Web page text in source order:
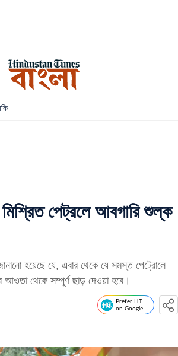
পেট্রলে আবগারি শুল্ক
হয়েছে যে, এবার থেকে যে সমস্ত পেট্রোলে
থেকে সম্পূর্ণ ছাড় দেওয়া হবে।
Prefer HT
on Google